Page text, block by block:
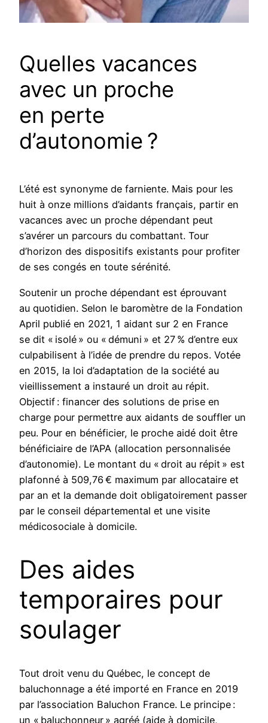
Quelles vacances
avec un proche
en perte
d’autonomie ?
L’été est synonyme de farniente. Mais pour les
huit à onze millions d’aidants français, partir en
vacances avec un proche dépendant peut
s’avérer un parcours du combattant. Tour
d’horizon des dispositifs existants pour profiter
de ses congés en toute sérénité.
Soutenir un proche dépendant est éprouvant
au quotidien. Selon le baromètre de la Fondation
April publié en 2021, 1 aidant sur 2 en France
se dit « isolé » ou « démuni » et 27 % d’entre eux
culpabilisent à l’idée de prendre du repos. Votée
en 2015, la loi d’adaptation de la société au
vieillissement a instauré un droit au répit.
Objectif : financer des solutions de prise en
charge pour permettre aux aidants de souffler un
peu. Pour en bénéficier, le proche aidé doit être
bénéficiaire de l’APA (allocation personnalisée
d’autonomie). Le montant du « droit au répit » est
plafonné à 509,76 € maximum par allocataire et
par an et la demande doit obligatoirement passer
par le conseil départemental et une visite
médicosociale à domicile.
Des aides
temporaires pour
soulager
Tout droit venu du Québec, le concept de
baluchonnage a été importé en France en 2019
par l’association Baluchon France. Le principe :
un « baluchonneur » agréé (aide à domicile,